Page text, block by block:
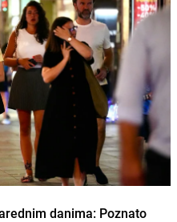
danima: Poznato